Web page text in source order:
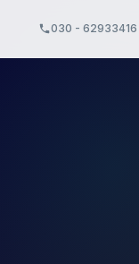
030 - 62933416